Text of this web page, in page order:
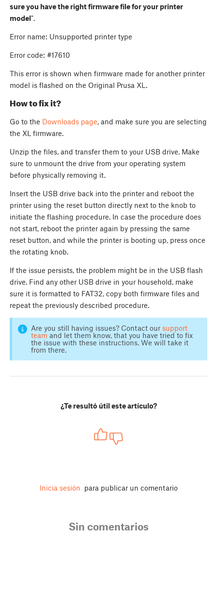
sure you have the right firmware file for your printer
model".
Error name: Unsupported printer type
Error code: #17610
This error is shown when firmware made for another printer
model is flashed on the Original Prusa XL.
How to fix it?
Go to the Downloads page, and make sure you are selecting
the XL firmware.
Unzip the files, and transfer them to your USB drive. Make
sure to unmount the drive from your operating system
before physically removing it.
Insert the USB drive back into the printer and reboot the
printer using the reset button directly next to the knob to
initiate the flashing procedure. In case the procedure does
not start, reboot the printer again by pressing the same
reset button, and while the printer is booting up, press once
the rotating knob.
If the issue persists, the problem might be in the USB flash
drive. Find any other USB drive in your household, make
sure it is formatted to FAT32, copy both firmware files and
repeat the previously described procedure.
Are you still having issues? Contact our support
team and let them know, that you have tried to fix
the issue with these instructions. We will take it
from there.
¿Te resultó útil este artículo?
Inicia sesión para publicar un comentario
Sin comentarios